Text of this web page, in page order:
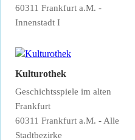
60311 Frankfurt a.M. -
Innenstadt I
Kulturothek
Geschichtsspiele im alten
Frankfurt
60311 Frankfurt a.M. - Alle
Stadtbezirke